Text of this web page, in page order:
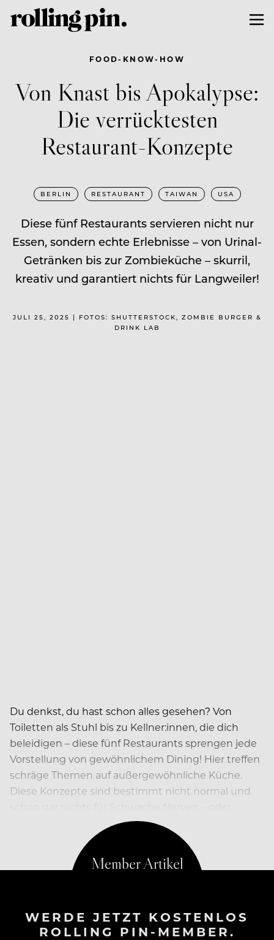
FOOD-KNOW-HOW
Von Knast bis Apokalypse:
Die verrücktesten
Restaurant-Konzepte
BERLIN RESTAURANT TAIWAN USA
Diese fünf Restaurants servieren nicht nur
Essen, sondern echte Erlebnisse – von Urinal-
Getränken bis zur Zombieküche – skurril,
kreativ und garantiert nichts für Langweiler!
JULI 25, 2025 | FOTOS: SHUTTERSTOCK, ZOMBIE BURGER &
DRINK LAB
Du denkst, du hast schon alles gesehen? Von
Toiletten als Stuhl bis zu Kellner:innen, die dich
beleidigen – diese fünf Restaurants sprengen jede
Vorstellung von gewöhnlichem Dining! Hier treffen
schräge Themen auf außergewöhnliche Küche.
Diese Konzepte sind bestimmt nicht normal und
WERDE JETZT KOSTENLOS
ROLLING PIN-MEMBER.